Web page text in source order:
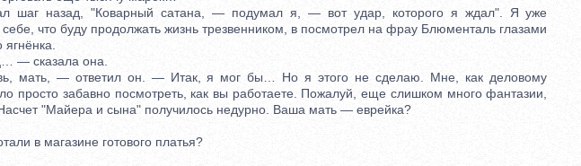
назад, "Коварный сатана, — подумал я, — вот удар, которого я ждал". Я уже
себе, что буду продолжать жизнь трезвенником, в посмотрел на фрау Блюменталь глазами
ягнёнка.
— сказала она.
— ответил он. — Итак, я мог бы… Но я этого не сделаю. Мне, как деловому
просто забавно посмотреть, как вы работаете. Пожалуй, еще слишком много фантазии,
"Майера и сына" получилось недурно. Ваша мать — еврейка?
в магазине готового платья?